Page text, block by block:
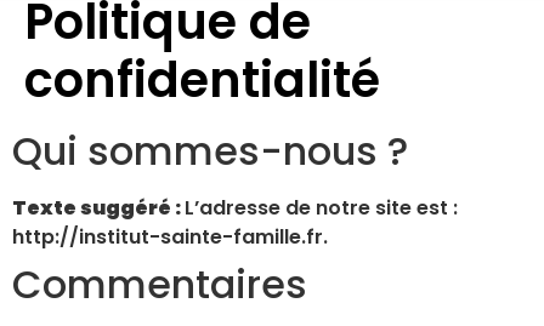
Politique de
confidentialité
Qui sommes-nous ?
Texte suggéré :L’adresse de notre site est :
http://institut-sainte-famille.fr.
Commentaires